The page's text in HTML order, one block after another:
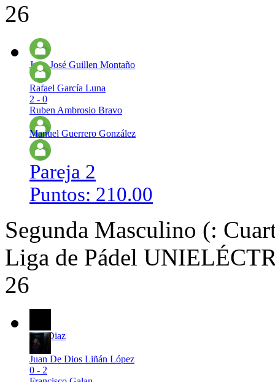
26
Juan José Guillen Montaño
Rafael García Luna
2 - 0
Ruben Ambrosio Bravo
Manuel Guerrero González
Pareja 2
Puntos: 210.00
Segunda Masculino (:
Liga de Pádel
26
Javi Diaz
Juan De Dios Liñán López
0 - 2